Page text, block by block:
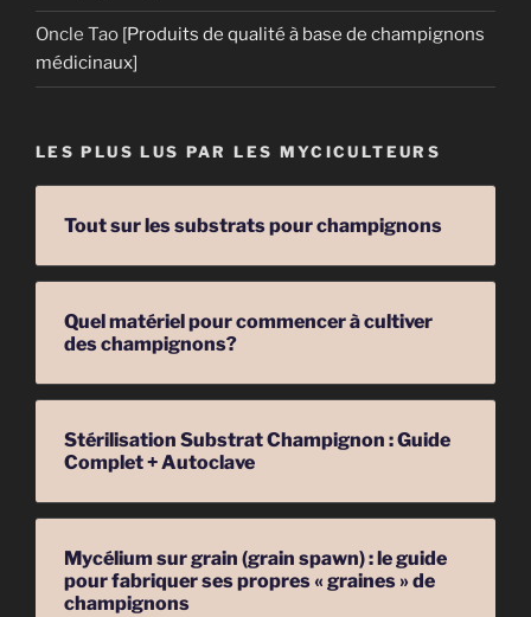
Oncle Tao [Produits de qualité à base de champignons
médicinaux]
LES PLUS LUS PAR LES MYCICULTEURS
Tout sur les substrats pour champignons
Quel matériel pour commencer à cultiver
des champignons?
Stérilisation Substrat Champignon : Guide
Complet + Autoclave
Mycélium sur grain (grain spawn) : le guide
pour fabriquer ses propres « graines » de
champignons